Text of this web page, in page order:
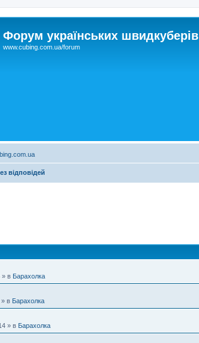
Форум українських швидкуберів
www.cubing.com.ua/forum
відповідей
» в Барахолка
» в Барахолка
» в Барахолка